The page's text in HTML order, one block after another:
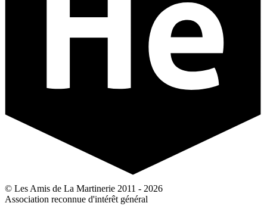
© Les Amis de La Martinerie 2011 - 2026
Association reconnue d'intérêt général